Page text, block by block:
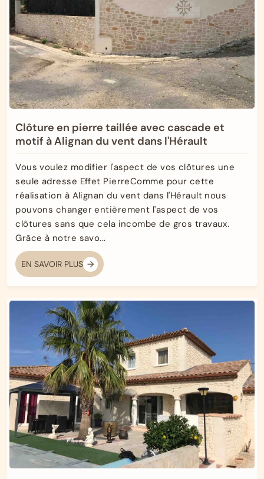
Clôture en pierre taillée avec cascade et
motif à Alignan du vent dans l'Hérault
Vous voulez modifier l'aspect de vos clôtures une
seule adresse Effet PierreComme pour cette
réalisation à Alignan du vent dans l'Hérault nous
pouvons changer entièrement l'aspect de vos
clôtures sans que cela incombe de gros travaux.
Grâce à notre savo...
EN SAVOIR PLUS